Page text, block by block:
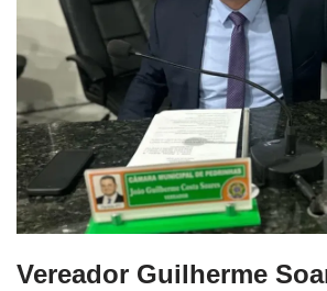
Vereador Guilherme